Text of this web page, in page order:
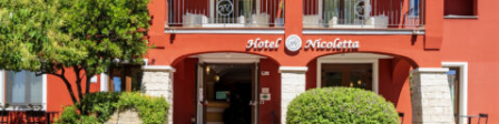
Erwachsene: